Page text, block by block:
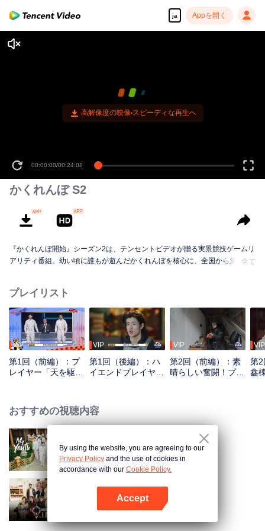
ja Appを開く
高解像度の映像•スピーディな再生へ
00:00:00/00:24:08
かくれんぼ S2
『かくれんぼ開始』シーズン2は、テンセントビデオが贈る実景競技ゲームリ
アリティ番組。幼い頃に誰もが遊んだかくれんぼを核心に、全国から集まっ
全て
プレイリスト
VIP
第1回（前編）：プ
レイヤー「天を駆け
VIP
第1回（後編）：ハ
イエンドプレイヤー
VIP
第2回（前編）：素
晴らしい奮闘！プレ
VIP
第2
鑫
おすすめの視聴内容
My Youth ～少年たちの旅～
ワンダーランド・ジュニア S4
By using the website, you are agreeing to our
Privacy Policy and the use of cookies in
accordance with our Cookie Policy.
Accept